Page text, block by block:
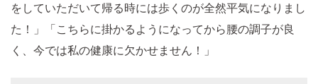
をしていただいて帰る時には歩くのが全然平気になりまし
た！」「こちらに掛かるようになってから腰の調子が良
く、今では私の健康に欠かせません！」